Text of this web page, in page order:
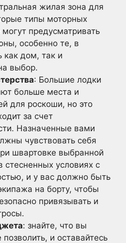
жилая зона для
типы моторных
предусматривать
особенно те, в
как дом, так и
выбор.
: Большие лодки
больше места и
для роскоши, но это
за счет
Назначенные вами
чувствовать себя
швартовке выбранной
стесненных условиях с
и у вас должно быть
на борту, чтобы
привязывать и
: знайте, что вы
и оставайтесь